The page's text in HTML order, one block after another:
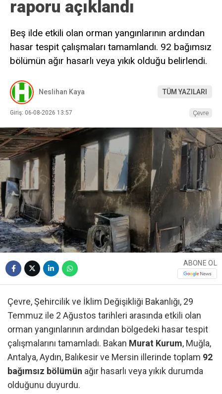
raporu açıklandı
Beş ilde etkili olan orman yangınlarının ardından
hasar tespit çalışmaları tamamlandı. 92 bağımsız
bölümün ağır hasarlı veya yıkık olduğu belirlendi.
Neslihan Kaya TÜM YAZILARI
Giriş: 06-08-2026 13:57 Çevre
ABONE OL
Çevre, Şehircilik ve İklim Değişikliği Bakanlığı, 29
Temmuz ile 2 Ağustos tarihleri arasında etkili olan
orman yangınlarının ardından bölgedeki hasar tespit
çalışmalarını tamamladı. Bakan Murat Kurum, Muğla,
Antalya, Aydın, Balıkesir ve Mersin illerinde toplam 92
bağımsız bölümün ağır hasarlı veya yıkık durumda
olduğunu duyurdu.